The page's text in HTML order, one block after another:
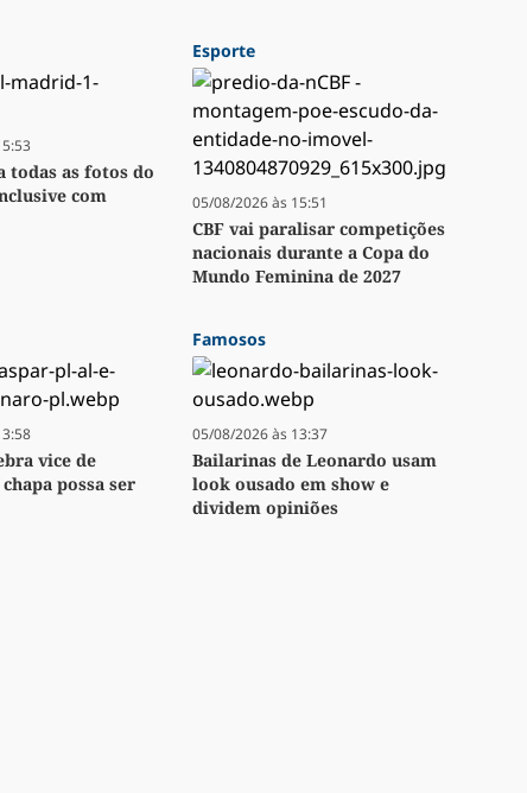
todas as fotos do
com
Esporte
05/08/2026 às 15:51
CBF vai paralisar competições
nacionais durante a Copa do
Mundo Feminina de 2027
vice de
possa ser
Famosos
05/08/2026 às 13:37
Bailarinas de Leonardo usam
look ousado em show e
dividem opiniões